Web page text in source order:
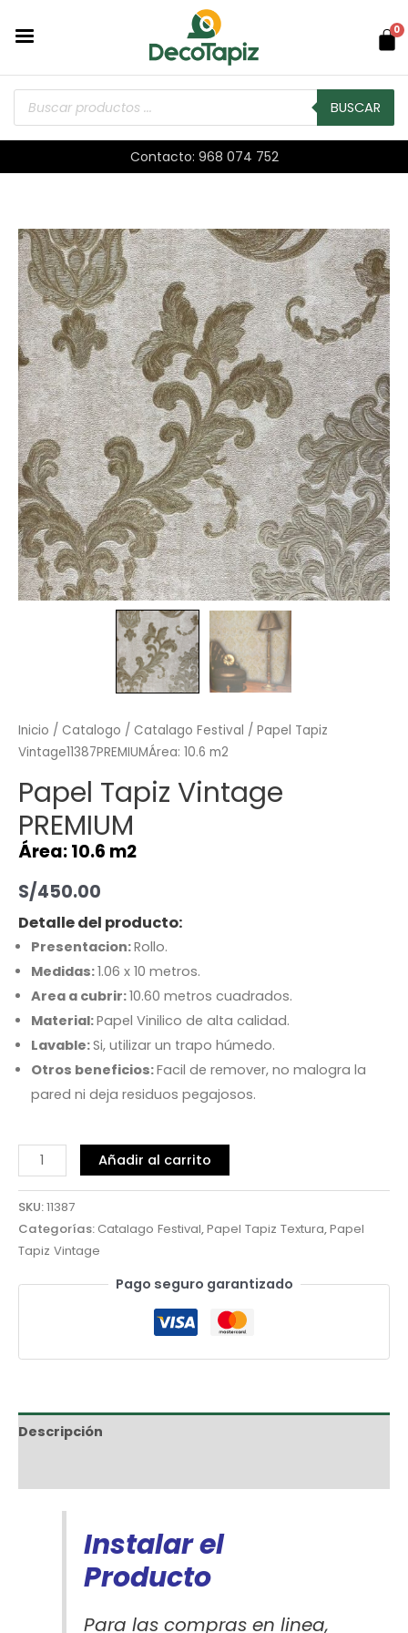
0
BUSCAR
Contacto: 968 074 752
Inicio / Catalogo / Catalago Festival / Papel Tapiz
Vintage11387PREMIUMÁrea: 10.6 m2
Papel Tapiz Vintage
PREMIUM
Área: 10.6 m2
S/450.00
Detalle del producto:
Presentacion:Rollo.
Medidas:1.06 x 10 metros.
Area a cubrir:10.60 metros cuadrados.
Material:Papel Vinilico de alta calidad.
Lavable:Si, utilizar un trapo húmedo.
Otros beneficios:Facil de remover, no malogra la
pared ni deja residuos pegajosos.
Añadir al carrito
SKU:11387
Categorías:Catalago Festival,Papel Tapiz Textura,Papel
Tapiz Vintage
Pago seguro garantizado
Descripción
Instalar el
Producto
Para las compras en linea,